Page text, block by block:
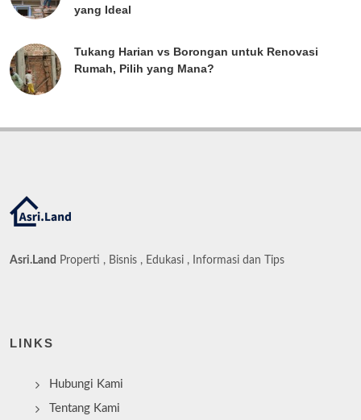
yang Ideal
Tukang Harian vs Borongan untuk Renovasi
Rumah, Pilih yang Mana?
Asri.Land Properti , Bisnis , Edukasi , Informasi dan Tips
LINKS
Hubungi Kami
Tentang Kami